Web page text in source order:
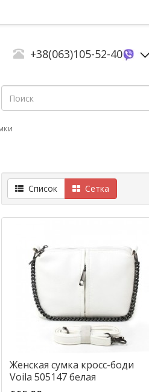
+38(063)105-52-40
Список Сетка
Женская сумка кросс-боди
Voila 505147 белая